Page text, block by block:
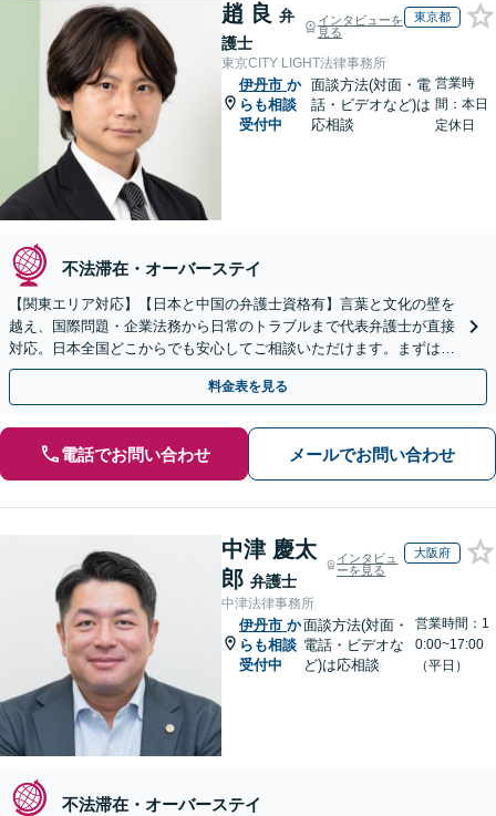
趙 良 弁
護士
インタビューを
見る
東京都
東京CITY LIGHT法律事務所
伊丹市 か
らも相談
受付中
面談方法(対面・電
話・ビデオなど)は
応相談
営業時
間：本日
定休日
不法滞在・オーバーステイ
【関東エリア対応】【日本と中国の弁護士資格有】言葉と文化の壁を
越え、国際問題・企業法務から日常のトラブルまで代表弁護士が直接
対応。日本全国どこからでも安心してご相談いただけます。まずは一
歩を踏み出してみませんか。【初回相談無料】
料金表を見る
電話でお問い合わせ メールでお問い合わせ
中津 慶太
郎 弁護士
インタビュ
ーを見る
大阪府
中津法律事務所
伊丹市 か
らも相談
受付中
面談方法(対面・
電話・ビデオな
ど)は応相談
営業時間：1
0:00~17:00
（平日）
不法滞在・オーバーステイ